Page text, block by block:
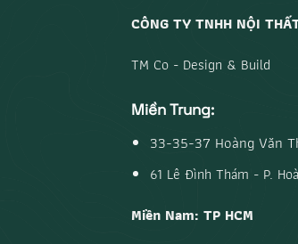
CÔNG TY TNHH NỘI
TM Co - Design & Build
Miền Trung:
33-35-37 Hoàng Văn
61 Lê Đình Thám - P.
Miền Nam: TP HCM